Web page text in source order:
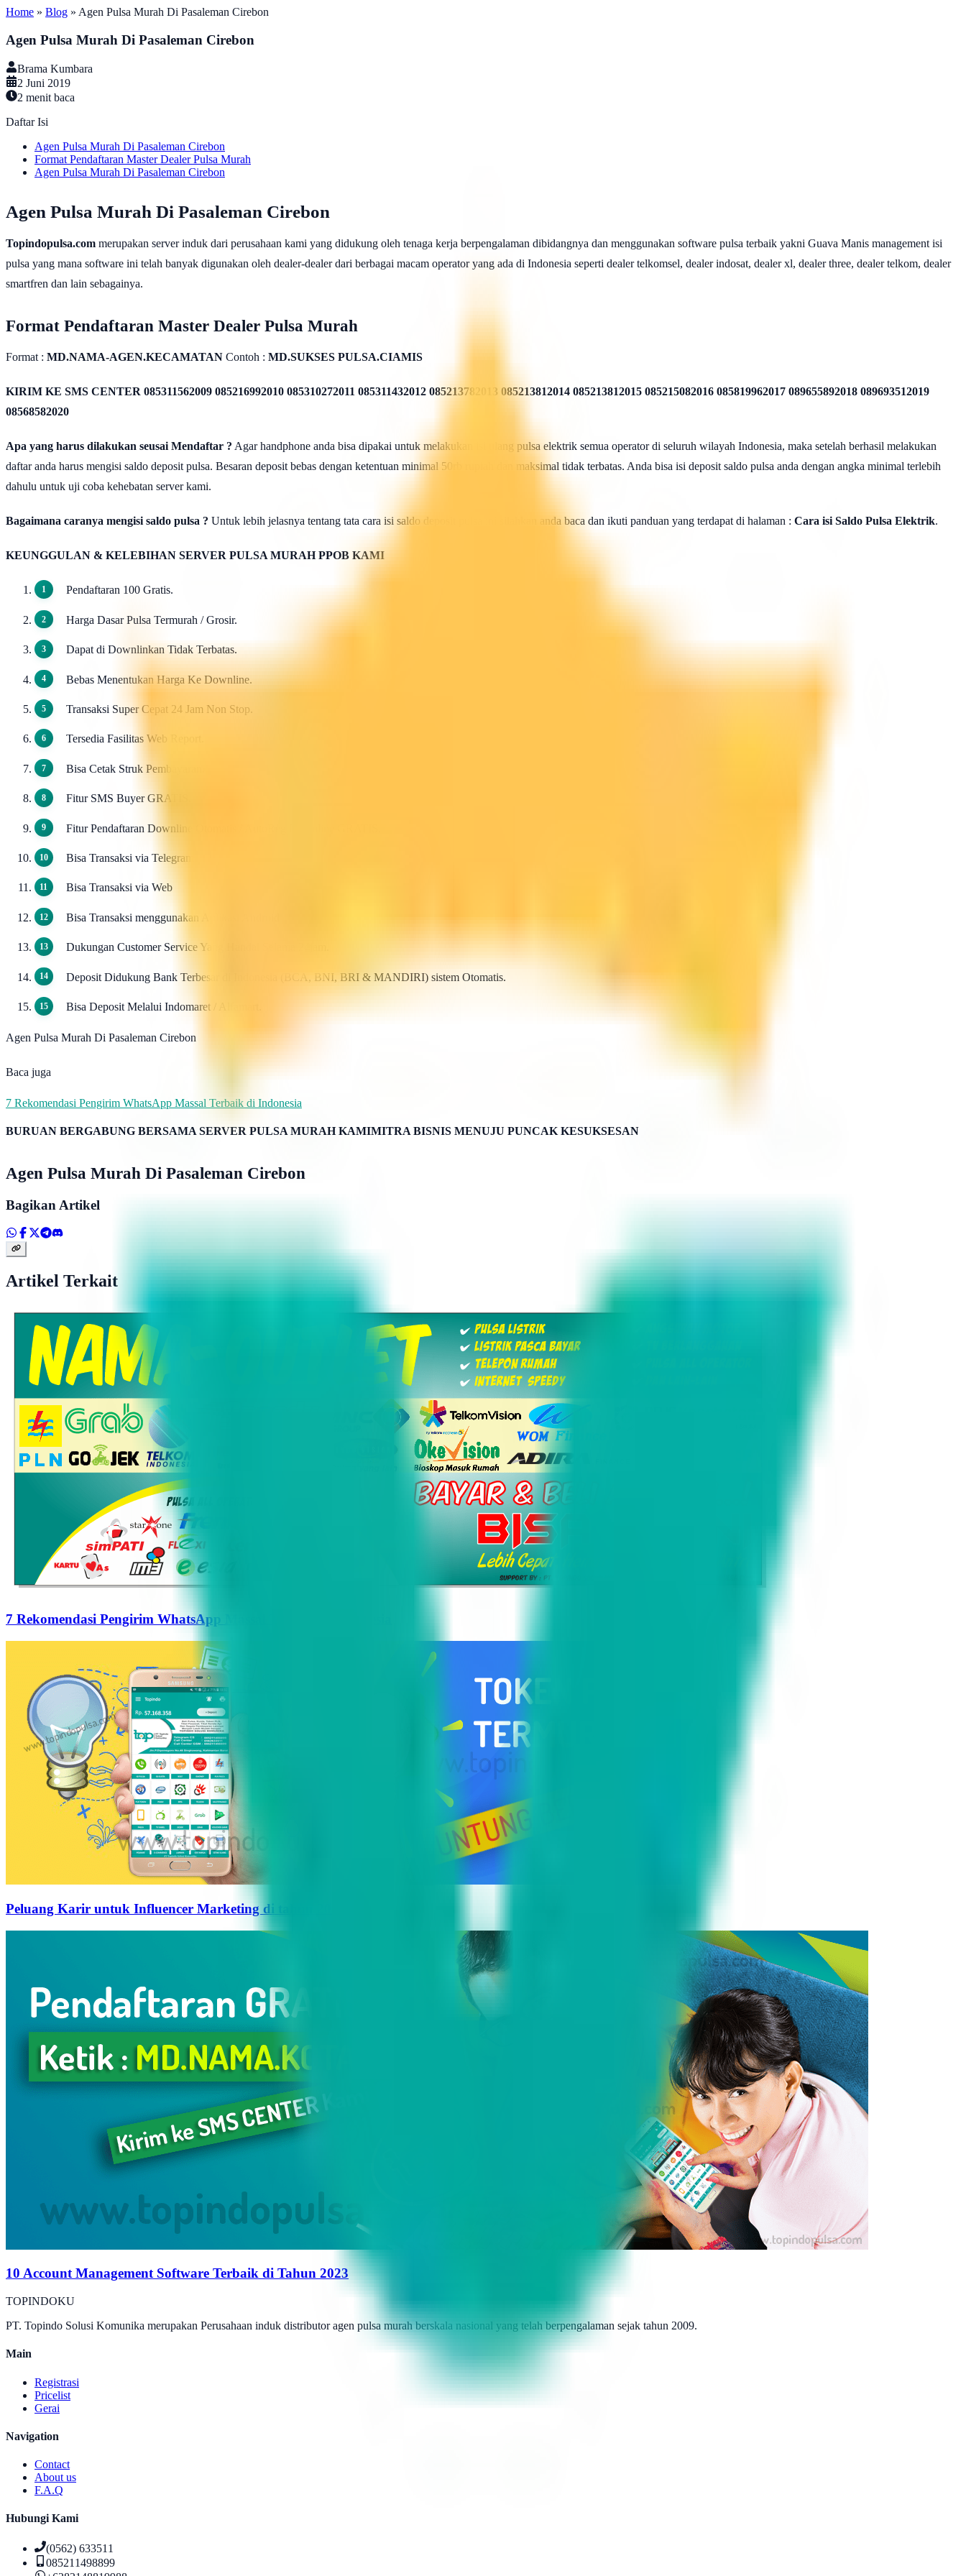
Home » Blog » Agen Pulsa Murah Di Pasaleman Cirebon
Agen Pulsa Murah Di Pasaleman Cirebon
Brama Kumbara
2 Juni 2019
2 menit baca
Daftar Isi
Agen Pulsa Murah Di Pasaleman Cirebon
Format Pendaftaran Master Dealer Pulsa Murah
Agen Pulsa Murah Di Pasaleman Cirebon
Agen Pulsa Murah Di Pasaleman Cirebon
Topindopulsa.com merupakan server induk dari perusahaan kami yang didukung oleh tenaga kerja berpengalaman dibidangnya dan menggunakan software pulsa terbaik yakni Guava Manis management isi
pulsa yang mana software ini telah banyak digunakan oleh dealer-dealer dari berbagai macam operator yang ada di Indonesia seperti dealer telkomsel, dealer indosat, dealer xl, dealer three, dealer telkom, dealer
smartfren dan lain sebagainya.
Format Pendaftaran Master Dealer Pulsa Murah
Format : MD.NAMA-AGEN.KECAMATAN Contoh : MD.SUKSES PULSA.CIAMIS
KIRIM KE SMS CENTER 085311562009 085216992010 085310272011 085311432012 085213782013 085213812014 085213812015 085215082016 085819962017 089655892018 089693512019
08568582020
Apa yang harus dilakukan seusai Mendaftar ? Agar handphone anda bisa dipakai untuk melakukan isi ulang pulsa elektrik semua operator di seluruh wilayah Indonesia, maka setelah berhasil melakukan
daftar anda harus mengisi saldo deposit pulsa. Besaran deposit bebas dengan ketentuan minimal 50rb rupiah dan maksimal tidak terbatas. Anda bisa isi deposit saldo pulsa anda dengan angka minimal terlebih
dahulu untuk uji coba kehebatan server kami.
Bagaimana caranya mengisi saldo pulsa ? Untuk lebih jelasnya tentang tata cara isi saldo deposit pulsa ini silahkan anda baca dan ikuti panduan yang terdapat di halaman : Cara isi Saldo Pulsa Elektrik.
KEUNGGULAN & KELEBIHAN SERVER PULSA MURAH PPOB KAMI
Pendaftaran 100 Gratis.
Harga Dasar Pulsa Termurah / Grosir.
Dapat di Downlinkan Tidak Terbatas.
Bebas Menentukan Harga Ke Downline.
Transaksi Super Cepat 24 Jam Non Stop.
Tersedia Fasilitas Web Report.
Bisa Cetak Struk Pembayaran.
Fitur SMS Buyer GRATIS.
Fitur Pendaftaran Downline Otomatis / AutoReg Downline GRATIS.
Bisa Transaksi via Telegram
Bisa Transaksi via Web
Bisa Transaksi menggunakan Aplikasi Android
Dukungan Customer Service Yang Handal Selama 24jam.
Deposit Didukung Bank Terbesar di Indonesia (BCA, BNI, BRI & MANDIRI) sistem Otomatis.
Bisa Deposit Melalui Indomaret / Alfamart.
Agen Pulsa Murah Di Pasaleman Cirebon
Baca juga
7 Rekomendasi Pengirim WhatsApp Massal Terbaik di Indonesia
BURUAN BERGABUNG BERSAMA SERVER PULSA MURAH KAMIMITRA BISNIS MENUJU PUNCAK KESUKSESAN
Agen Pulsa Murah Di Pasaleman Cirebon
Bagikan Artikel
Artikel Terkait
7 Rekomendasi Pengirim WhatsApp Massal Terbaik di Indonesia
Peluang Karir untuk Influencer Marketing di tahun 2023
10 Account Management Software Terbaik di Tahun 2023
TOPINDOKU
PT. Topindo Solusi Komunika merupakan Perusahaan induk distributor agen pulsa murah berskala nasional yang telah berpengalaman sejak tahun 2009.
Main
Registrasi
Pricelist
Gerai
Navigation
Contact
About us
F.A.Q
Hubungi Kami
(0562) 633511
085211498899